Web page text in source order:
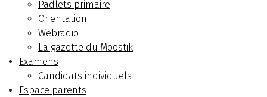
Padlets primaire
Orientation
Webradio
La gazette du Moostik
Examens
Candidats individuels
Espace parents